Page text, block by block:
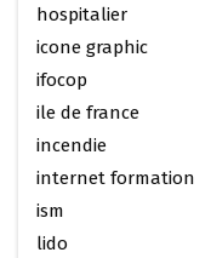
hospitalier
icone graphic
ifocop
ile de france
incendie
internet formation
ism
lido